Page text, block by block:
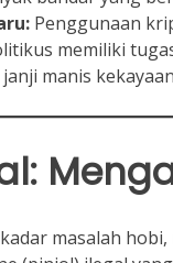
Penggunaan
memiliki
manis
masalah